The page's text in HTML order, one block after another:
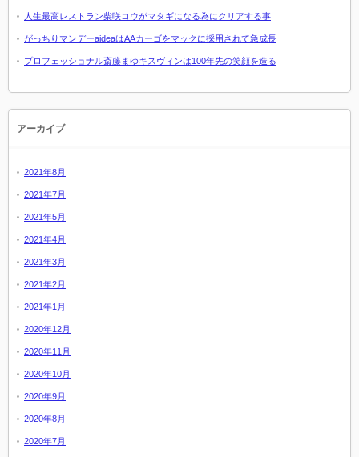
人生最高レストラン柴咲コウがマタギになる為にクリアする事
がっちりマンデーaideaはAAカーゴをマックに採用されて急成長
プロフェッショナル斎藤まゆキスヴィンは100年先の笑顔を造る
アーカイブ
2021年8月
2021年7月
2021年5月
2021年4月
2021年3月
2021年2月
2021年1月
2020年12月
2020年11月
2020年10月
2020年9月
2020年8月
2020年7月